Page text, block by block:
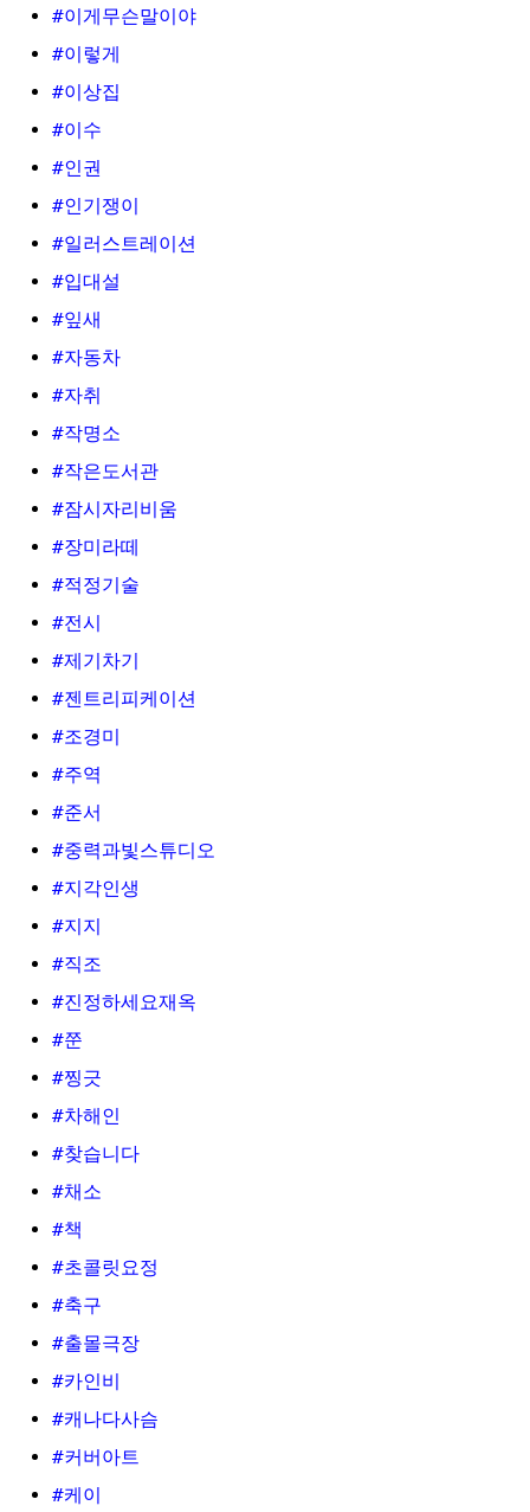
#이게무슨말이야
#이렇게
#이상집
#이수
#인권
#인기쟁이
#일러스트레이션
#입대설
#잎새
#자동차
#자취
#작명소
#작은도서관
#잠시자리비움
#장미라떼
#적정기술
#전시
#제기차기
#젠트리피케이션
#조경미
#주역
#준서
#중력과빛스튜디오
#지각인생
#지지
#직조
#진정하세요재옥
#쭌
#찡긋
#차해인
#찾습니다
#채소
#책
#초콜릿요정
#축구
#출몰극장
#카인비
#캐나다사슴
#커버아트
#케이